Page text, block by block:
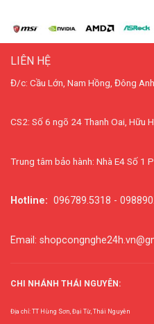
LIÊN HỆ
Đ/c: Cầu Lớn, Nam Hồng, Đông
CS2: Số 6 ngõ 24 Thanh Oai, Hữu
Trung tâm bảo hành: Nhà E4 Số 1
Hotline: 096789.5318 -
Email:
CHI NHÁNH THÁI NGUYÊN:
Địa chỉ: TT Hùng Sơn, Đại Từ, Thái Nguyên